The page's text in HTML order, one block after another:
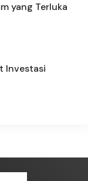
yang Terluka
Investasi